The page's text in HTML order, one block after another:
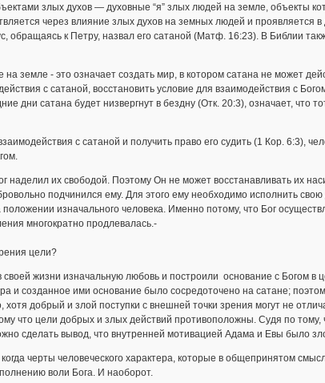
злых духов — духовные “я” злых людей на земле, объекты
через влияние злых духов на земных людей и проявляется
обращаясь к Петру, назвал его сатаной (Матф. 16:23). В Библии
земле - это означает создать мир, в котором сатана не может
с сатаной, восстановить условие для взаимодействия с
дни сатана будет низвергнут в бездну (Отк. 20:3), означает, что
с сатаной и получить право его судить (1 Кор. 6:3),
наделил их свободой. Поэтому Он не может восстанавливать их
подчинился ему. Для этого ему необходимо исполнить
изначального человека. Именно потому, что Бог
многократно продлевалась.-
цели?
жизни изначальную любовь и построили основание с Богом
и созданное ими основание было сосредоточено на сатане;
хотя добрый и злой поступки с внешней точки зрения могут не
что цели добрых и злых действий противоположны. Судя по
сделать вывод, что внутренней мотивацией Адама и Евы было
черты человеческого характера, которые в общепринятом
воли Бога. И наоборот.